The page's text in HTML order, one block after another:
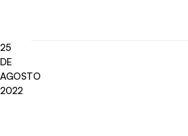
25
DE
AGOSTO
2022